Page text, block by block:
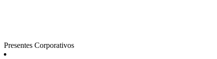
Presentes Corporativos